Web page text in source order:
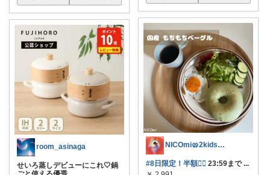
room_asinaga
せいろ蒸しデビューにこれ🤍鍋
NICOmi🥨2kidsママ👦👧
#8日限定！半額❤️‍🔥 23:59まで...